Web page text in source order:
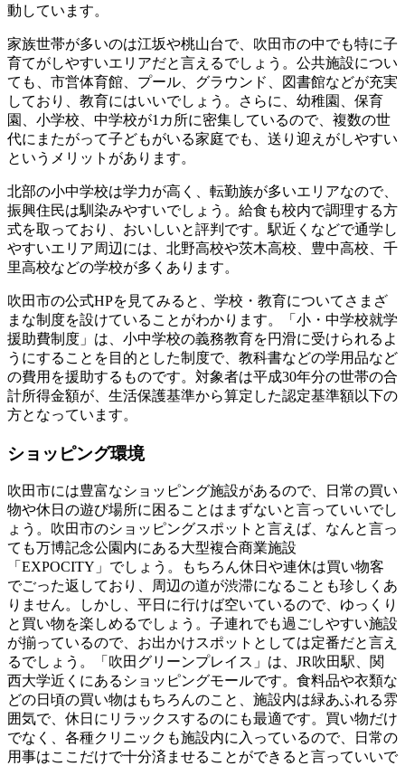
動しています。
家族世帯が多いのは江坂や桃山台で、吹田市の中でも特に子
育てがしやすいエリアだと言えるでしょう。公共施設につい
ても、市営体育館、プール、グラウンド、図書館などが充実
しており、教育にはいいでしょう。さらに、幼稚園、保育
園、小学校、中学校が1カ所に密集しているので、複数の世
代にまたがって子どもがいる家庭でも、送り迎えがしやすい
というメリットがあります。
北部の小中学校は学力が高く、転勤族が多いエリアなので、
振興住民は馴染みやすいでしょう。給食も校内で調理する方
式を取っており、おいしいと評判です。駅近くなどで通学し
やすいエリア周辺には、北野高校や茨木高校、豊中高校、千
里高校などの学校が多くあります。
吹田市の公式HPを見てみると、学校・教育についてさまざ
まな制度を設けていることがわかります。「小・中学校就学
援助費制度」は、小中学校の義務教育を円滑に受けられるよ
うにすることを目的とした制度で、教科書などの学用品など
の費用を援助するものです。対象者は平成30年分の世帯の合
計所得金額が、生活保護基準から算定した認定基準額以下の
方となっています。
ショッピング環境
吹田市には豊富なショッピング施設があるので、日常の買い
物や休日の遊び場所に困ることはまずないと言っていいでし
ょう。吹田市のショッピングスポットと言えば、なんと言っ
ても万博記念公園内にある大型複合商業施設
「EXPOCITY」 でしょう。もちろん休日や連休は買い物客
でごった返しており、周辺の道が渋滞になることも珍しくあ
りません。しかし、平日に行けば空いているので、ゆっくり
と買い物を楽しめるでしょう。子連れでも過ごしやすい施設
が揃っているので、お出かけスポットとしては定番だと言え
るでしょう。「吹田グリーンプレイス」は、JR吹田駅、関
西大学近くにあるショッピングモールです。食料品や衣類な
どの日頃の買い物はもちろんのこと、施設内は緑あふれる雰
囲気で、休日にリラックスするのにも最適です。買い物だけ
でなく、各種クリニックも施設内に入っているので、日常の
用事はここだけで十分済ませることができると言っていいで